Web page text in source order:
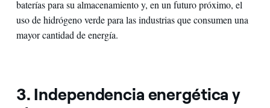
baterías para su almacenamiento y, en un futuro próximo, el
uso de hidrógeno verde para las industrias que consumen una
mayor cantidad de energía.
3. Independencia energética y